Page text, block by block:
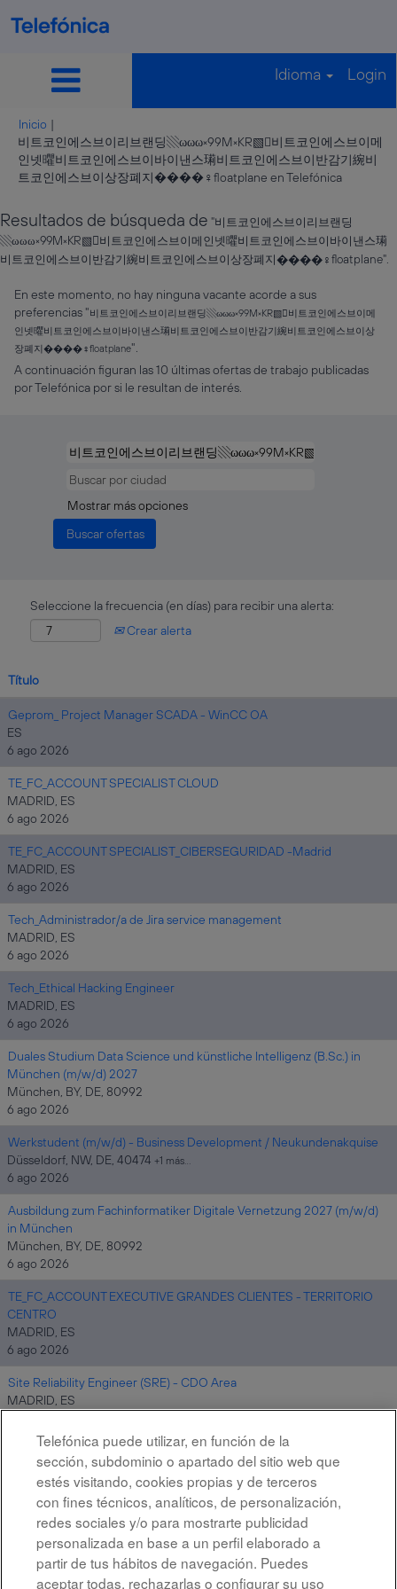
Idioma Login
Inicio |
비트코인에스브이리브랜딩▧ωωω༝99M༝KR▧비트코인에스브이메
인넷㬬비트코인에스브이바이낸스㻳비트코인에스브이반감기綩비
트코인에스브이상장폐지����‍♀️floatplane en Telefónica(página
Resultados de búsqueda de "비트코인에스브이리브랜딩
▧ωωω༝99M༝KR▧비트코인에스브이메인넷㬬비트코인에스브이바이낸스㻳
비트코인에스브이반감기綩비트코인에스브이상장폐지����‍♀️floatplane".
En este momento, no hay ninguna vacante acorde a sus
preferencias "비트코인에스브이리브랜딩▧ωωω༝99M༝KR▧비트코인에스브이메
인넷㬬비트코인에스브이바이낸스㻳비트코인에스브이반감기綩비트코인에스브이상
장폐지����‍♀️floatplane".
A continuación figuran las 10 últimas ofertas de trabajo publicadas
por Telefónica por si le resultan de interés.
Mostrar más opciones
Seleccione la frecuencia (en días) para recibir una alerta:
Crear alerta
Título
Geprom_ Project Manager SCADA - WinCC OA
ES
6 ago 2026
TE_FC_ACCOUNT SPECIALIST CLOUD
MADRID, ES
6 ago 2026
TE_FC_ACCOUNT SPECIALIST_CIBERSEGURIDAD -Madrid
MADRID, ES
6 ago 2026
Tech_Administrador/a de Jira service management
MADRID, ES
6 ago 2026
Tech_Ethical Hacking Engineer
MADRID, ES
6 ago 2026
Duales Studium Data Science und künstliche Intelligenz (B.Sc.) in
München (m/w/d) 2027
München, BY, DE, 80992
6 ago 2026
Werkstudent (m/w/d) - Business Development / Neukundenakquise
Düsseldorf, NW, DE, 40474 +1 más…
6 ago 2026
Ausbildung zum Fachinformatiker Digitale Vernetzung 2027 (m/w/d)
in München
München, BY, DE, 80992
6 ago 2026
TE_FC_ACCOUNT EXECUTIVE GRANDES CLIENTES - TERRITORIO
CENTRO
MADRID, ES
6 ago 2026
Site Reliability Engineer (SRE) - CDO Area
MADRID, ES
Resultados
Telefónica puede utilizar, en función de la
sección, subdominio o apartado del sitio web que
estés visitando, cookies propias y de terceros
con fines técnicos, analíticos, de personalización,
redes sociales y/o para mostrarte publicidad
personalizada en base a un perfil elaborado a
partir de tus hábitos de navegación. Puedes
aceptar todas, rechazarlas o configurar su uso